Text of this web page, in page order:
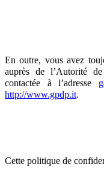
En outre, vous avez
auprès de l’Autorité
contactée à l’adresse
http://www.gpdp.it.
Cette politique de